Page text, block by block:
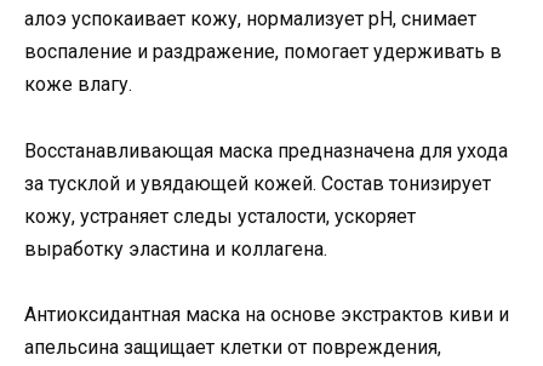
алоэ успокаивает кожу, нормализует pH, снимает
воспаление и раздражение, помогает удерживать в
коже влагу.
Восстанавливающая маска предназначена для ухода
за тусклой и увядающей кожей. Состав тонизирует
кожу, устраняет следы усталости, ускоряет
выработку эластина и коллагена.
Антиоксидантная маска на основе экстрактов киви и
апельсина защищает клетки от повреждения,